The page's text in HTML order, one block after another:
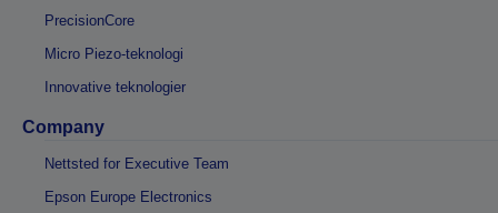
PrecisionCore
Micro Piezo-teknologi
Innovative teknologier
Company
Nettsted for Executive Team
Epson Europe Electronics